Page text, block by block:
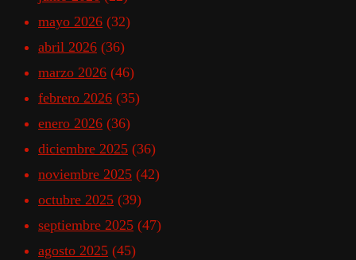
mayo 2026 (32)
abril 2026 (36)
marzo 2026 (46)
febrero 2026 (35)
enero 2026 (36)
diciembre 2025 (36)
noviembre 2025 (42)
octubre 2025 (39)
septiembre 2025 (47)
agosto 2025 (45)